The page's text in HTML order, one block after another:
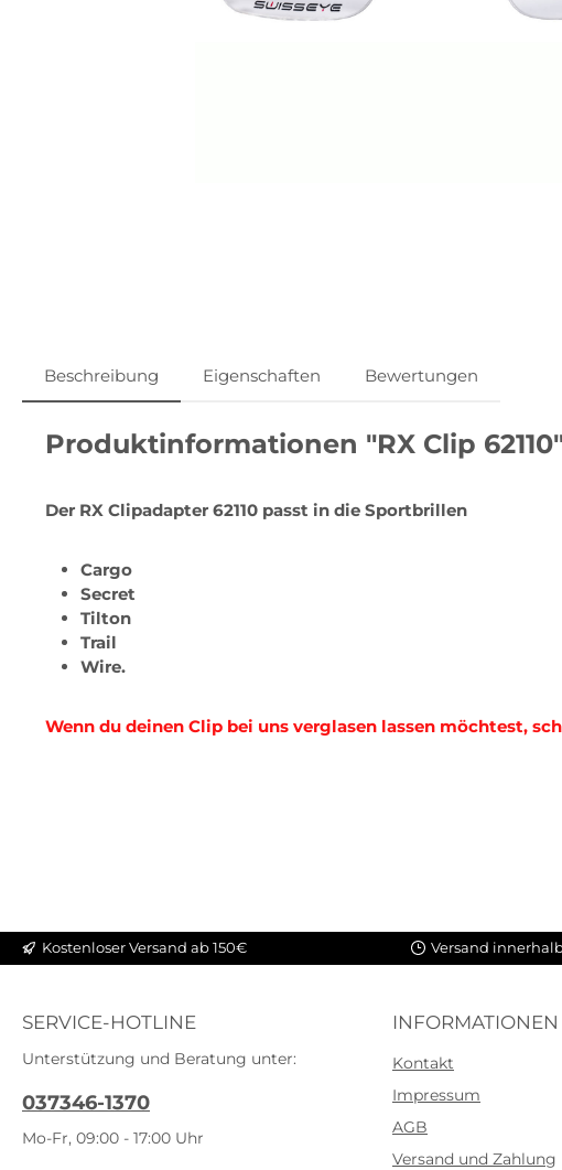
Beschreibung Eigenschaften Bewertungen
Produktinformationen "RX Clip
Der RX Clipadapter 62110 passt in die Sportbrillen
Cargo
Secret
Tilton
Trail
Wire.
Wenn du deinen Clip bei uns verglasen lassen möchtest,
Kostenloser Versand ab 150€ Versand innerhalb
SERVICE-HOTLINE
Unterstützung und Beratung unter:
037346-1370
Mo-Fr, 09:00 - 17:00 Uhr
Kontakt
Impressum
AGB
Versand und Zahlung